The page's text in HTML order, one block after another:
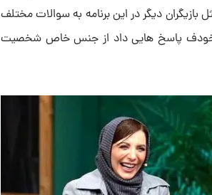
بازیگران دیگر در این برنامه به سوالات مختلف
خودف پاسخ هایی داد از جنس خاص شخصیت